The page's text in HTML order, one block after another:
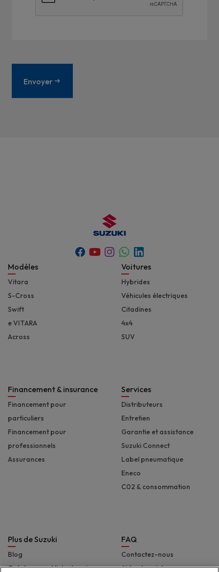
Envoyer
Facebook
YoutubeInstagram
Whatsapp
Linkedin
Footer
Modèles
Vitara
S-Cross
Swift
e VITARA
Across
Voitures
Hybrides
Véhicules électriques
Citadines
4x4
SUV
Financement & insurance
Financement pour
particuliers
Financement pour
professionnels
Assurances
Services
Distributeurs
Entretien
Garantie et assistance
Suzuki Connect
Label pneumatique
Eneco
C02 & consommation
Plus de Suzuki
Blog
Catalogues et liste de prix
FAQ
Contactez-nous
Aide et assistance